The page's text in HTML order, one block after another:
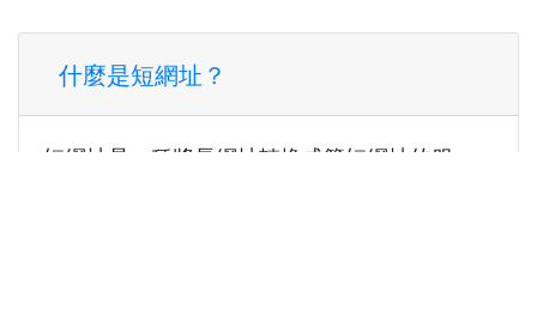
什麼是短網址？
短網址是一種將長網址轉換成簡短網址的服